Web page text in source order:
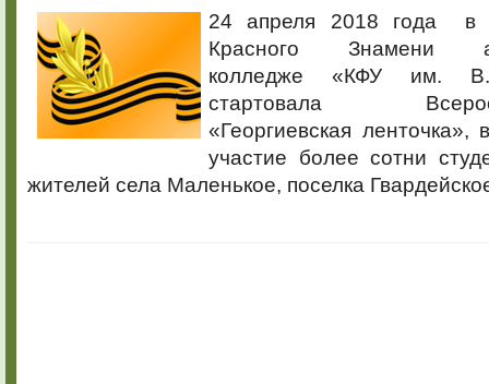
24 апреля 2018 года в
Красного Знамени
колледже «КФУ им.
стартовала
«Георгиевская
участие более сотни
жителей села Маленькое, поселка